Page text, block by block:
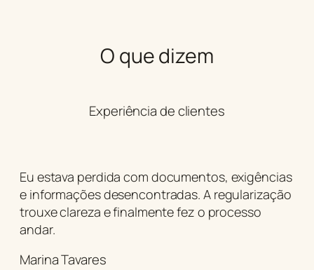
O que dizem
Experiência de clientes
Eu estava perdida com documentos, exigências
e informações desencontradas. A regularização
trouxe clareza e finalmente fez o processo
andar.
Marina Tavares